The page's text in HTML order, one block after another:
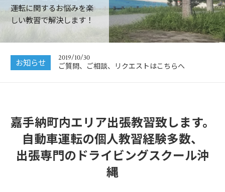
運転に関するお悩みを楽
しい教習で解決します！
お知らせ 2019/10/30
ご質問、ご相談、リクエストはこちらへ
嘉手納町内エリア出張教習致します。
自動車運転の個人教習経験多数、
出張専門のドライビングスクール沖
縄